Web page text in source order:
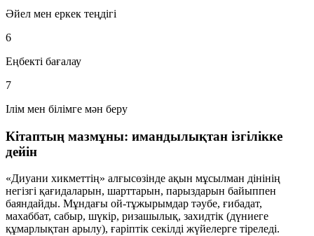
Әйел мен еркек теңдігі
6
Еңбекті бағалау
7
Ілім мен білімге мән беру
Кітаптың мазмұны: имандылықтан ізгілікке
дейін
«Диуани хикметтің» алғысөзінде ақын мұсылман дінінің
негізгі қағидаларын, шарттарын, парыздарын байыппен
баяндайды. Мұндағы ой-тұжырымдар тәубе, ғибадат,
махаббат, сабыр, шүкір, ризашылық, захидтік (дүниеге
құмарлықтан арылу), ғаріптік секілді жүйелерге тіреледі.